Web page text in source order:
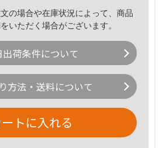
の場合や在庫状況によって、商品
いただく場合がございます。
出荷条件について
方法・送料について
トに入れる